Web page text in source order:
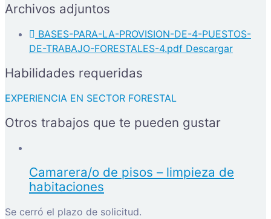
Archivos adjuntos
BASES-PARA-LA-PROVISION-DE-4-PUESTOS-
DE-TRABAJO-FORESTALES-4.pdf Descargar
Habilidades requeridas
EXPERIENCIA EN SECTOR FORESTAL
Otros trabajos que te pueden gustar
Camarera/o de pisos – limpieza de
habitaciones
Se cerró el plazo de solicitud.